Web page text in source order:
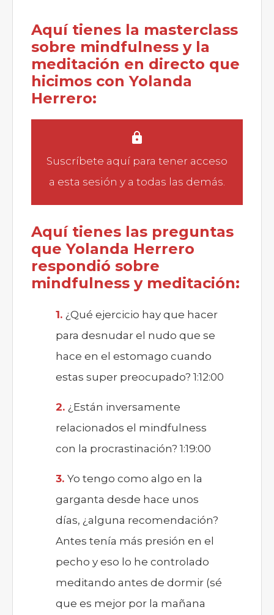
Aquí tienes la masterclass
sobre mindfulness y la
meditación en directo que
hicimos con Yolanda
Herrero:
Suscríbete aquí para tener acceso
a esta sesión y a todas las demás.
Aquí tienes las preguntas
que Yolanda Herrero
respondió sobre
mindfulness y meditación:
¿Qué ejercicio hay que hacer
para desnudar el nudo que se
hace en el estomago cuando
estas super preocupado? 1:12:00
¿Están inversamente
relacionados el mindfulness
con la procrastinación? 1:19:00
Yo tengo como algo en la
garganta desde hace unos
días, ¿alguna recomendación?
Antes tenía más presión en el
pecho y eso lo he controlado
meditando antes de dormir (sé
que es mejor por la mañana